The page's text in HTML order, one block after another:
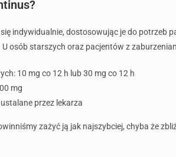
indywidualnie, dostosowując je do potrzeb
osób starszych oraz pacjentów z
10 mg co 12 h lub 30 mg co 12 h
mg
przez lekarza
zażyć ją jak najszybciej, chyba że